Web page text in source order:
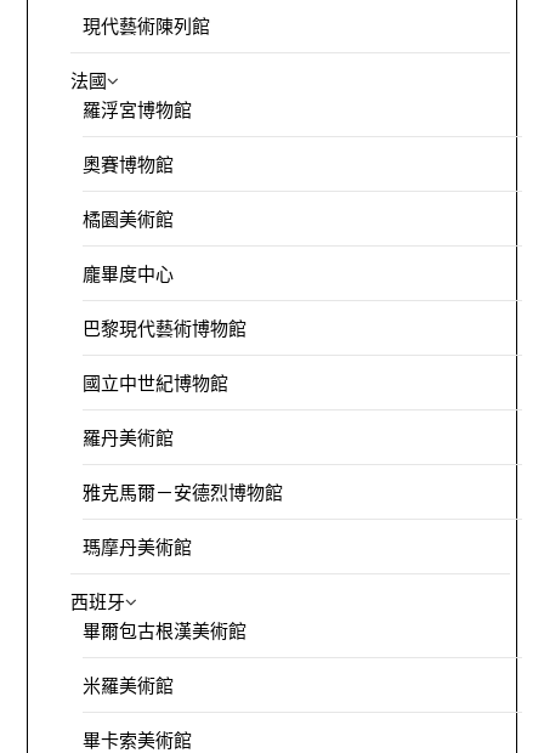
現代藝術陳列館
法國
羅浮宮博物館
奧賽博物館
橘園美術館
龐畢度中心
巴黎現代藝術博物館
國立中世紀博物館
羅丹美術館
雅克馬爾－安德烈博物館
瑪摩丹美術館
西班牙
畢爾包古根漢美術館
米羅美術館
畢卡索美術館